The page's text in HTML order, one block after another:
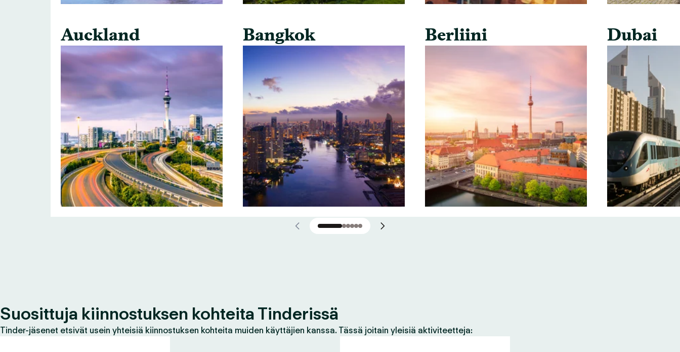
Auckland Bangkok Berliini Dubai
Suosittuja kiinnostuksen kohteita Tinderissä
Tinder-jäsenet etsivät usein yhteisiä kiinnostuksen kohteita muiden käyttäjien kanssa. Tässä joitain yleisiä aktiviteetteja: